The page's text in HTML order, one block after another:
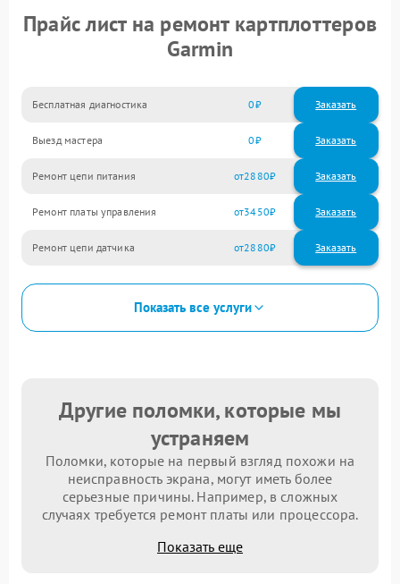
Прайс лист на ремонт картплоттеров
Garmin
Бесплатная диагностика 0 Заказать
Выезд мастера 0 Заказать
Ремонт цепи питания 2880
Ремонт платы управления 3450
Ремонт цепи датчика 2880
Показать все услуги
Другие поломки, которые мы
устраняем
Поломки, которые на первый взгляд похожи на
неисправность экрана, могут иметь более
серьезные причины. Например, в сложных
случаях требуется ремонт платы или процессора.
Показать еще